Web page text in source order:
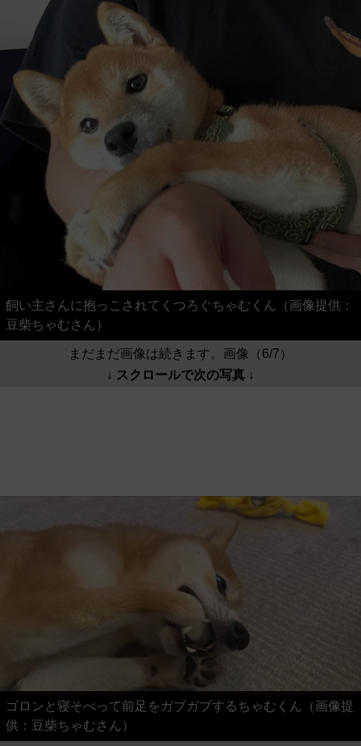
飼い主さんに抱っこされてくつろぐちゃむくん（画像提供：
豆柴ちゃむさん）
まだまだ画像は続きます。画像（6/7）
↓ スクロールで次の写真 ↓
ゴロンと寝そべって前足をガブガブするちゃむくん（画像提
供：豆柴ちゃむさん）